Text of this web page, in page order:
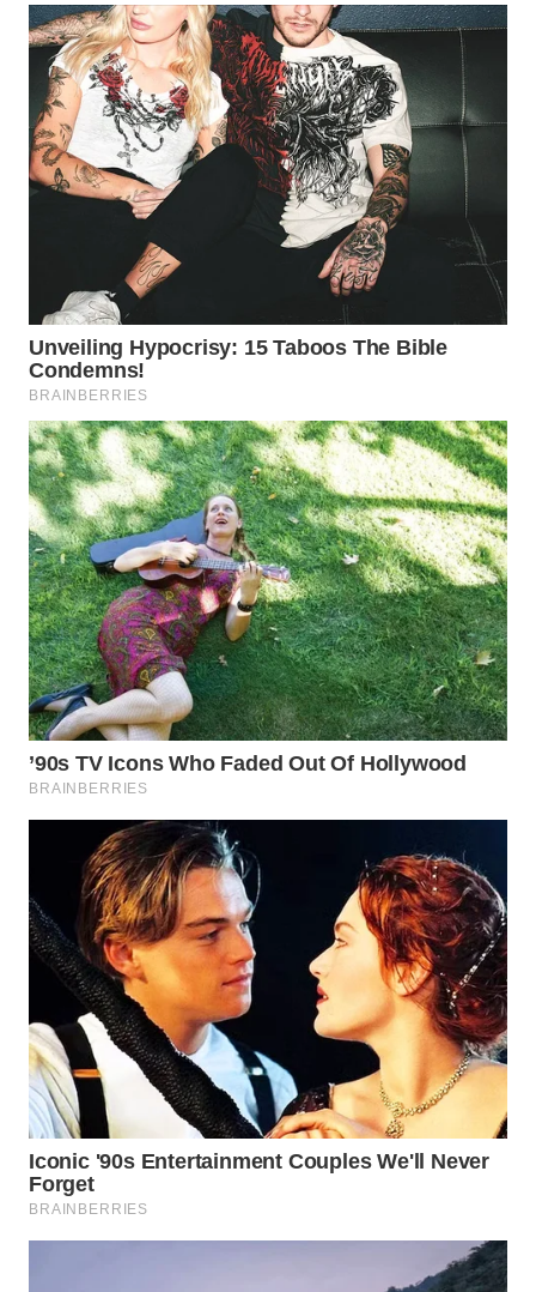
BALI
WN
KALBAR
WN
KALTENG
KALTARA
WN
KALSEL
WN
KALTIM
WN
SULSEL
WN
GORONTALO
WN
SULUT
WN
MALUKU
WN
MALUT
WN
DAIRI
WN
DANAU
TOBA
WN
NIAS